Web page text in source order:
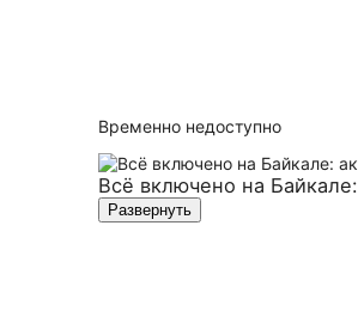
Временно недоступно
Всё включено на
Развернуть